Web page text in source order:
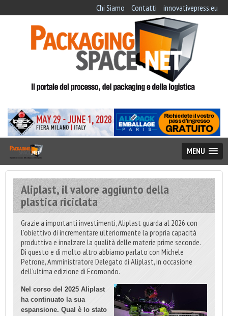
Chi Siamo Contatti innovativepress.eu
MENU
Aliplast, il valore aggiunto della
plastica riciclata
Grazie a importanti investimenti, Aliplast guarda al 2026 con
l’obiettivo di incrementare ulteriormente la propria capacità
produttiva e innalzare la qualità delle materie prime seconde.
Di questo e di molto altro abbiamo parlato con Michele
Petrone, Amministratore Delegato di Aliplast, in occasione
dell’ultima edizione di Ecomondo.
Nel corso del 2025 Aliplast
ha continuato la sua
espansione. Qual è lo stato